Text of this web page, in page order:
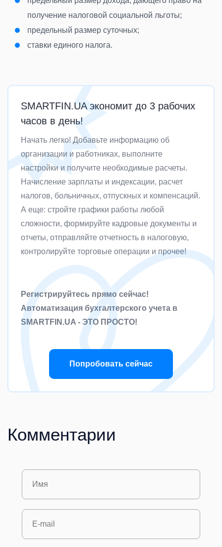
получение налоговой социальной льготы;
предельный размер суточных;
ставки единого налога.
SMARTFIN.UA экономит до 3 рабочих
часов в день!
Начать легко! Добавьте информацию об
организации и работниках, выполните
настройки и получите необходимые расчеты.
Начисление зарплаты и индексации, расчет
налогов, больничных, отпускных и компенсаций.
А еще: стройте графики работы любой
сложности, формируйте кадровые документы и
отчеты, отправляйте отчетность в налоговую,
контролируйте торговые операции и прочее!
Регистрируйтесь прямо сейчас!
Автоматизация бухгалтерского учета в
SMARTFIN.UA - ЭТО ПРОСТО!
Попробовать сейчас
Комментарии